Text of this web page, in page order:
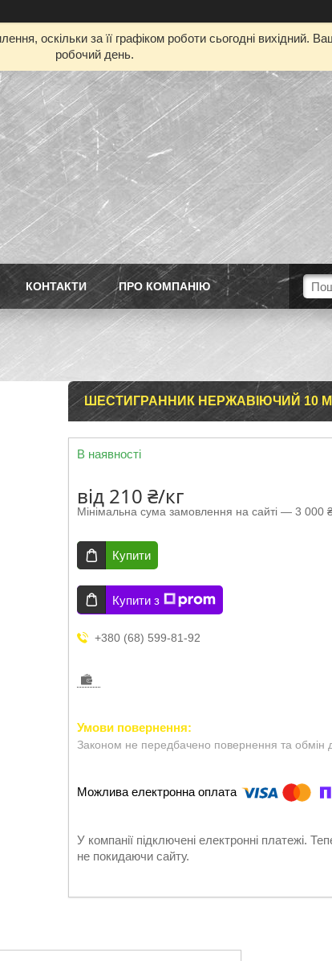
оскільки за її графіком роботи сьогодні вихідний.
робочий день.
КОНТАКТИ ПРО КОМПАНІЮ
ШЕСТИГРАННИК НЕРЖАВІЮЧИЙ 10
В наявності
від 210 ₴/кг
Мінімальна сума замовлення на сайті — 3 000
Купити
Купити з
+380 (68) 599-81-92
Законом не передбачено повернення та обмін
У компанії підключені електронні платежі.
не покидаючи сайту.